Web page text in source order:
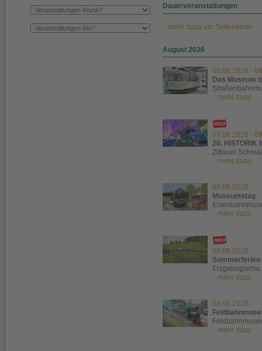
Dauerveranstaltungen
...mehr dazu am Seitenende
August 2026
06.08.2026 -
Das Museum
...mehr dazu
07.08.2026 -
20. HISTORIK
Zittauer
...mehr dazu
08.08.2026
Museumstag
...mehr dazu
08.08.2026
...mehr dazu
08.08.2026
...mehr dazu